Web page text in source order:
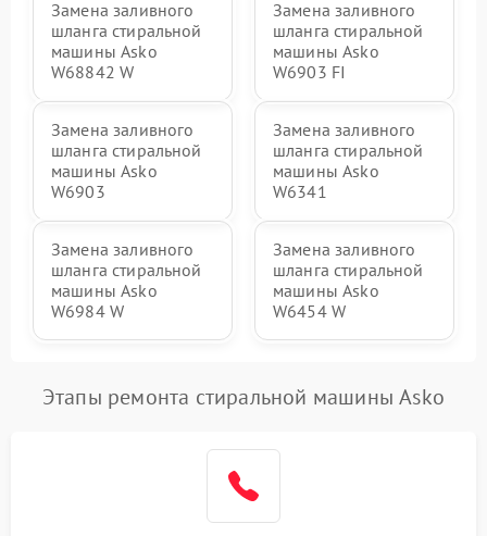
Замена заливного
шланга стиральной
машины Asko
W68842 W
Замена заливного
шланга стиральной
машины Asko
W6903 FI
Замена заливного
шланга стиральной
машины Asko
W6903
Замена заливного
шланга стиральной
машины Asko
W6341
Замена заливного
шланга стиральной
машины Asko
W6984 W
Замена заливного
шланга стиральной
машины Asko
W6454 W
Этапы ремонта стиральной машины Asko